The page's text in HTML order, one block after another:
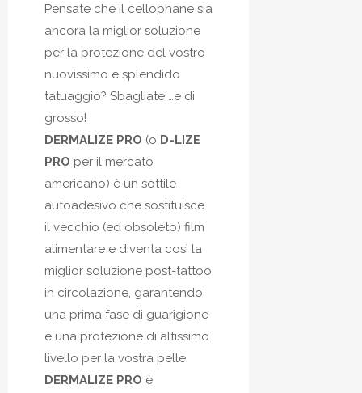
Pensate che il cellophane sia
ancora la miglior soluzione
per la protezione del vostro
nuovissimo e splendido
tatuaggio? Sbagliate …e di
grosso!
DERMALIZE PRO (o D-LIZE
PRO per il mercato
americano) è un sottile
autoadesivo che sostituisce
il vecchio (ed obsoleto) film
alimentare e diventa così la
miglior soluzione post-tattoo
in circolazione, garantendo
una prima fase di guarigione
e una protezione di altissimo
livello per la vostra pelle.
DERMALIZE PRO è